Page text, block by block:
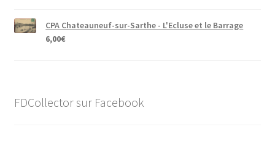
CPA Chateauneuf-sur-Sarthe - L'Ecluse et le Barrage
6,00€
FDCollector sur Facebook